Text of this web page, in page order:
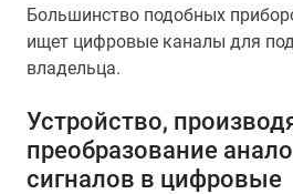
Большинство подобных
ищет цифровые каналы для
владельца.
Устройство,
преобразование
сигналов в цифровые